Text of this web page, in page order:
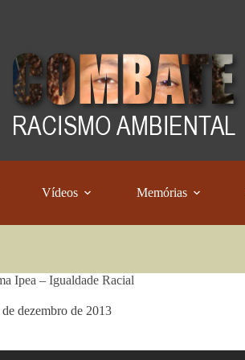
Vídeos Memórias
Ipea – Igualdade Racial
dezembro de 2013